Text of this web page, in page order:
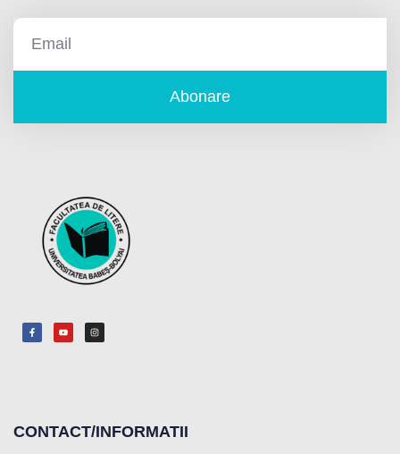
Abonare
CONTACT/INFORMATII